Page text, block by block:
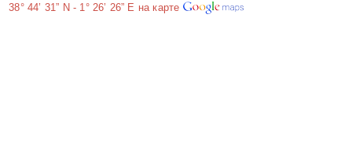
38° 44’ 31” N - 1° 26’ 26” E на карте